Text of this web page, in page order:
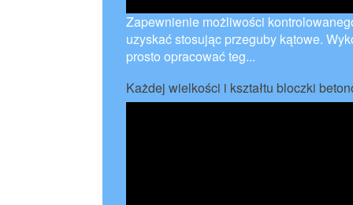
Zapewnienie możliwości
uzyskać stosując przeguby kątowe.
prosto opracować teg...
Każdej wielkości i kształtu bloczki